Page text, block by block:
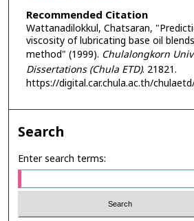
Recommended Citation
Wattanadilokkul, Chatsaran,
viscosity of lubricating base oil
method" (1999). Chulalongkorn
Dissertations (Chula ETD). 21821.
https://digital.car.chula.ac.th/
Search
Enter search terms: